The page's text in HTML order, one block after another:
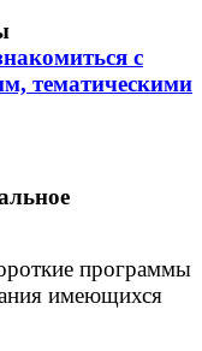
с
тематическими
программы
имеющихся